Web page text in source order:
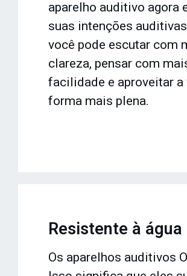
aparelho auditivo agora
suas intenções
você pode escutar com
clareza, pensar com
facilidade e aproveitar a
forma mais plena.
Resistente à água
Os aparelhos auditivos